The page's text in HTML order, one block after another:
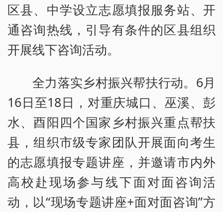
区县、中学设立志愿填报服务站、开
通咨询热线，引导有条件的区县组织
开展线下咨询活动。
全力落实乡村振兴帮扶行动。6月
16日至18日，对重庆城口、巫溪、彭
水、酉阳四个国家乡村振兴重点帮扶
县，组织市级专家团队开展面向考生
的志愿填报专题讲座，并邀请市内外
高校赴现场参与线下面对面咨询活
动，以“现场专题讲座+面对面咨询”方